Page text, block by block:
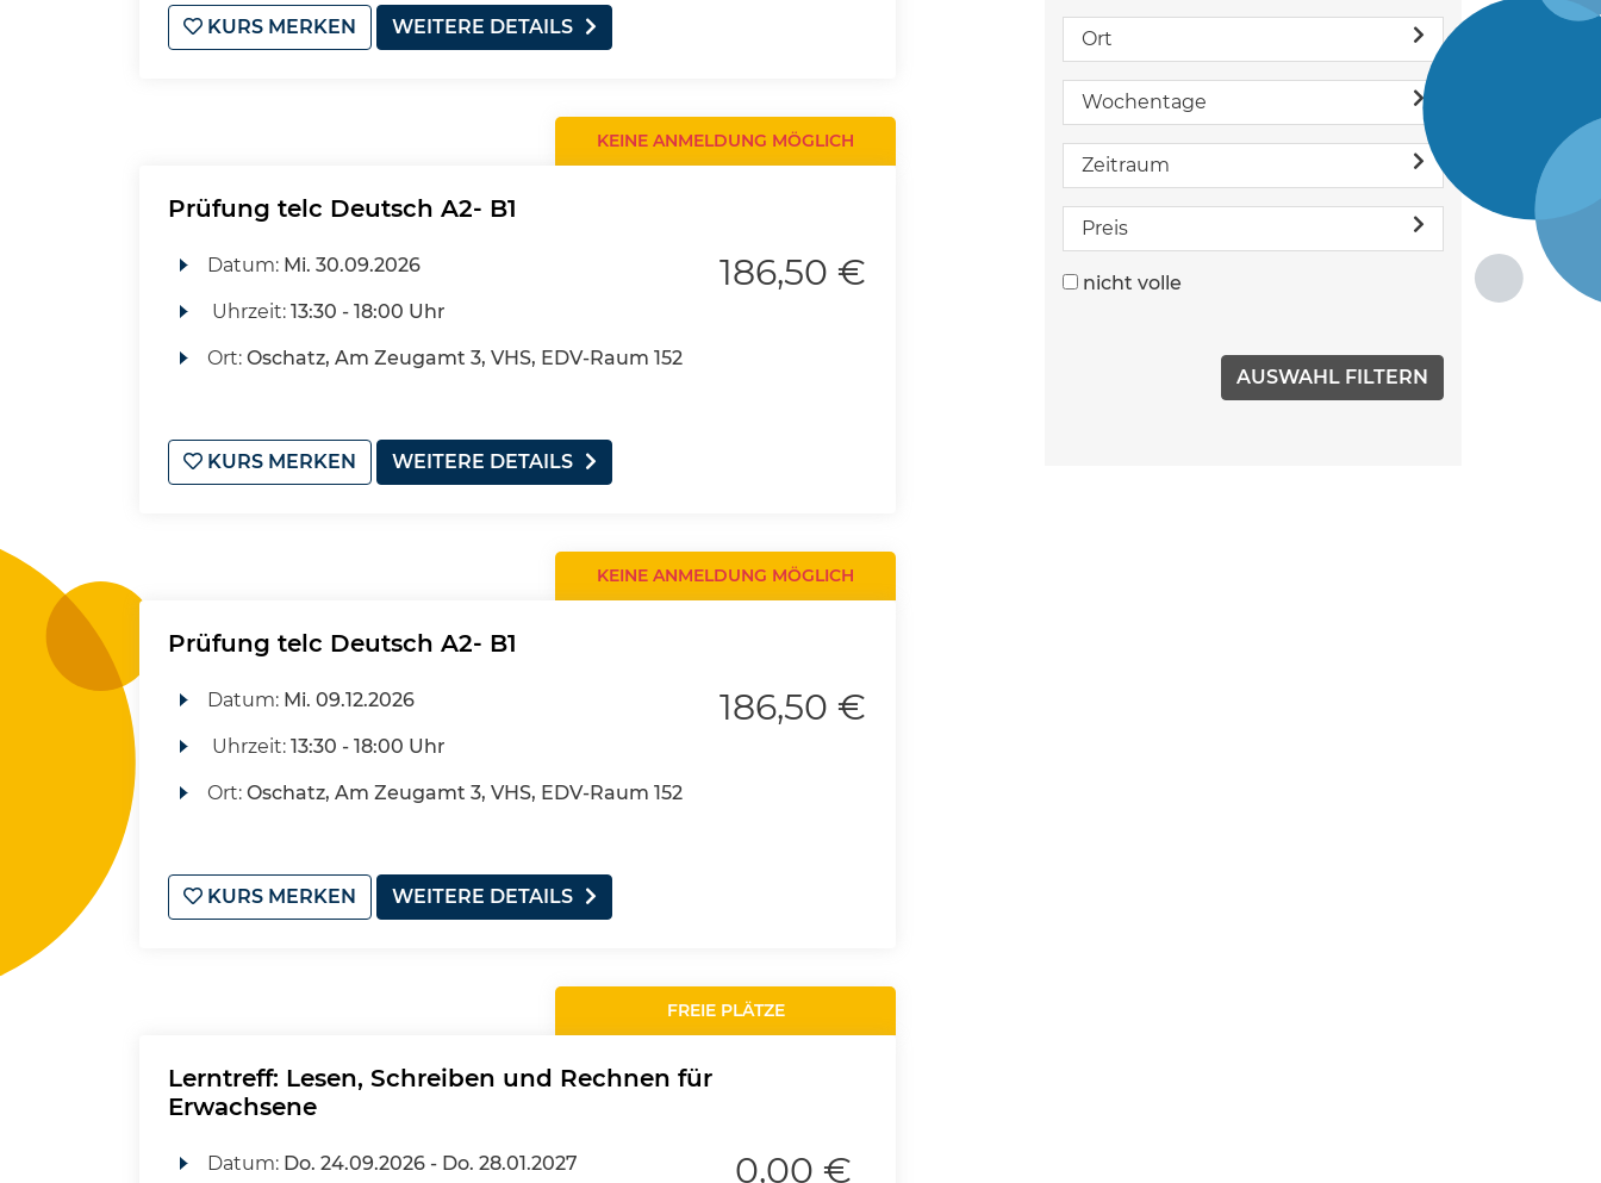
KURS MERKEN WEITERE DETAILS
KEINE ANMELDUNG MÖGLICH
Prüfung telc Deutsch A2- B1
Datum: Mi. 30.09.2026
Uhrzeit: 13:30 - 18:00 Uhr
Ort: Oschatz, Am Zeugamt 3, VHS, EDV-Raum 152
186,50 €
KURS MERKEN WEITERE DETAILS
KEINE ANMELDUNG MÖGLICH
Prüfung telc Deutsch A2- B1
Datum: Mi. 09.12.2026
Uhrzeit: 13:30 - 18:00 Uhr
Ort: Oschatz, Am Zeugamt 3, VHS, EDV-Raum 152
186,50 €
KURS MERKEN WEITERE DETAILS
FREIE PLÄTZE
Lerntreff: Lesen, Schreiben und Rechnen für
Erwachsene
Datum: Do. 24.09.2026 - Do. 28.01.2027 0,00 €
Ort
Wochentage
Zeitraum
Preis
nicht volle